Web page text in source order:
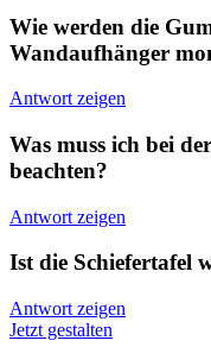
Wie werden die
Wandaufhänger
Antwort zeigen
Was muss ich bei
beachten?
Antwort zeigen
Ist die Schiefertafel
Antwort zeigen
Jetzt gestalten